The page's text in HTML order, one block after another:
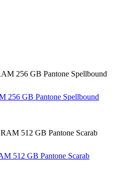
256 GB Pantone Spellbound
512 GB Pantone Scarab